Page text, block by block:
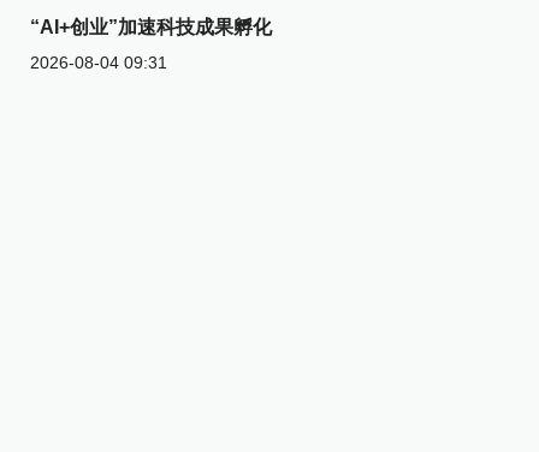
“AI+创业”加速科技成果孵化
2026-08-04 09:31